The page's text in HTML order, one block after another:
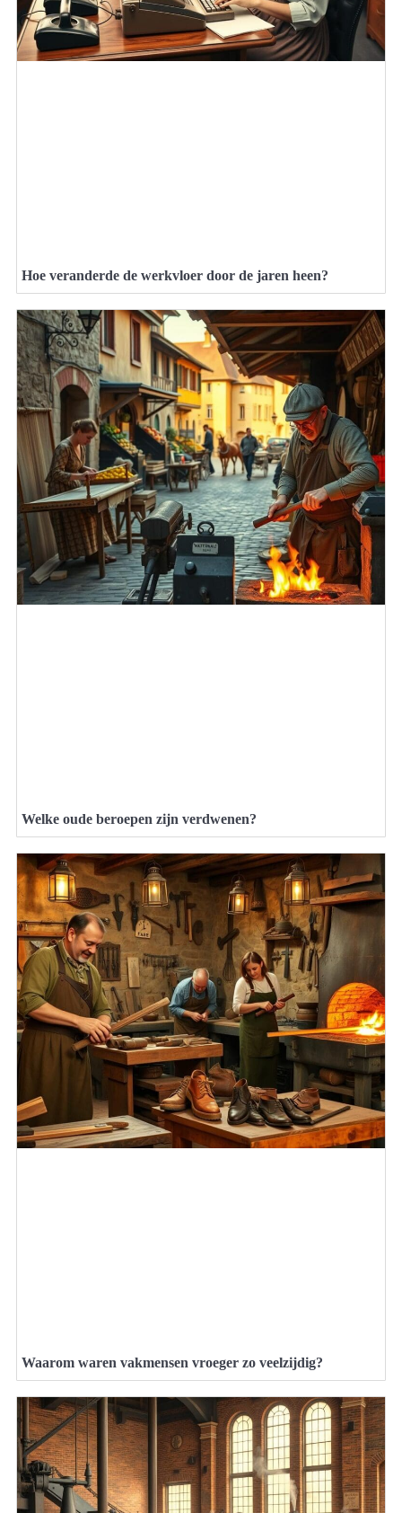
Hoe veranderde de werkvloer door de jaren heen?
Welke oude beroepen zijn verdwenen?
Waarom waren vakmensen vroeger zo veelzijdig?